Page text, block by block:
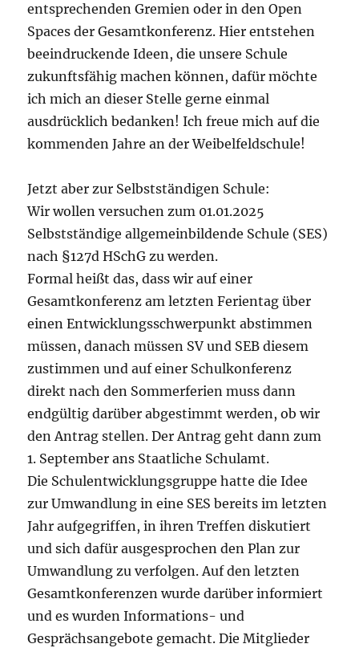
entsprechenden Gremien oder in den Open
Spaces der Gesamtkonferenz. Hier entstehen
beeindruckende Ideen, die unsere Schule
zukunftsfähig machen können, dafür möchte
ich mich an dieser Stelle gerne einmal
ausdrücklich bedanken! Ich freue mich auf die
kommenden Jahre an der Weibelfeldschule!
Jetzt aber zur Selbstständigen Schule:
Wir wollen versuchen zum 01.01.2025
Selbstständige allgemeinbildende Schule (SES)
nach §127d HSchG zu werden.
Formal heißt das, dass wir auf einer
Gesamtkonferenz am letzten Ferientag über
einen Entwicklungsschwerpunkt abstimmen
müssen, danach müssen SV und SEB diesem
zustimmen und auf einer Schulkonferenz
direkt nach den Sommerferien muss dann
endgültig darüber abgestimmt werden, ob wir
den Antrag stellen. Der Antrag geht dann zum
1. September ans Staatliche Schulamt.
Die Schulentwicklungsgruppe hatte die Idee
zur Umwandlung in eine SES bereits im letzten
Jahr aufgegriffen, in ihren Treffen diskutiert
und sich dafür ausgesprochen den Plan zur
Umwandlung zu verfolgen. Auf den letzten
Gesamtkonferenzen wurde darüber informiert
und es wurden Informations- und
Gesprächsangebote gemacht. Die Mitglieder